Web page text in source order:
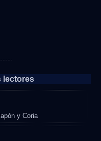
lectores
y Coria